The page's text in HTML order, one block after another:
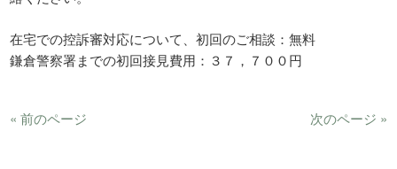
在宅での控訴審対応について、初回のご相談：無料
鎌倉警察署までの初回接見費用：３７，７００円
« 前のページ 次のページ »